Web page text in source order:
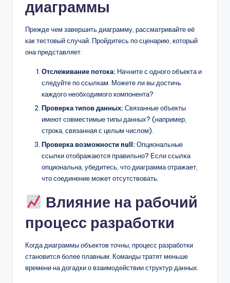
диаграммы
Прежде чем завершить диаграмму, рассматривайте её
как тестовый случай. Пройдитесь по сценарию, который
она представляет.
Отслеживание потока: Начните с одного объекта и
следуйте по ссылкам. Можете ли вы достичь
каждого необходимого компонента?
Проверка типов данных: Связанные объекты
имеют совместимые типы данных? (например,
строка, связанная с целым числом).
Проверка возможности null: Опциональные
ссылки отображаются правильно? Если ссылка
опциональна, убедитесь, что диаграмма отражает,
что соединение может отсутствовать.
Влияние на рабочий
процесс разработки
Когда диаграммы объектов точны, процесс разработки
становится более плавным. Команды тратят меньше
времени на догадки о взаимодействии структур данных.